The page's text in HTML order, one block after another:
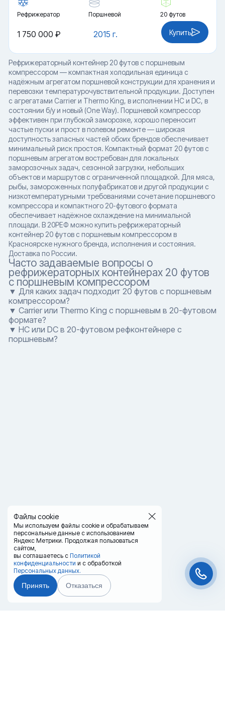
Файлы cookie
Мы используем файлы cookie и обрабатываем
персональные данные с использованием
Яндекс Метрики. Продолжая пользоваться
сайтом,
вы соглашаетесь с Политикой
конфиденциальности и с обработкой
Персональных данных.
Принять Отказаться
Рефрижератор Поршневой 20 футов
2015 г.
1 750 000 ₽ Купить
Рефрижераторный контейнер 20 футов с поршневым
компрессором — компактная холодильная единица с
надёжным агрегатом поршневой конструкции для хранения и
перевозки температурочувствительной продукции. Доступен
с агрегатами Carrier и Thermo King, в исполнении HC и DC, в
состоянии б/у и новый (One Way). Поршневой компрессор
эффективен при глубокой заморозке, хорошо переносит
частые пуски и прост в полевом ремонте — широкая
доступность запасных частей обоих брендов обеспечивает
минимальный риск простоя. Компактный формат 20 футов с
поршневым агрегатом востребован для локальных
заморозочных задач, сезонной загрузки, небольших
объектов и маршрутов с ограниченной площадкой. Для мяса,
рыбы, замороженных полуфабрикатов и другой продукции с
низкотемпературными требованиями сочетание поршневого
компрессора и компактного 20-футового формата
обеспечивает надёжное охлаждение на минимальной
площади. В 20РЕФ можно купить рефрижераторный
контейнер 20 футов с поршневым компрессором в
Красноярске нужного бренда, исполнения и состояния.
Доставка по России.
Часто задаваемые вопросы о
рефрижераторных контейнерах 20 футов
с поршневым компрессором
▼ Для каких задач подходит 20 футов с поршневым
компрессором?
▼ Carrier или Thermo King с поршневым в 20-футовом
формате?
▼ HC или DC в 20-футовом рефконтейнере с
поршневым?